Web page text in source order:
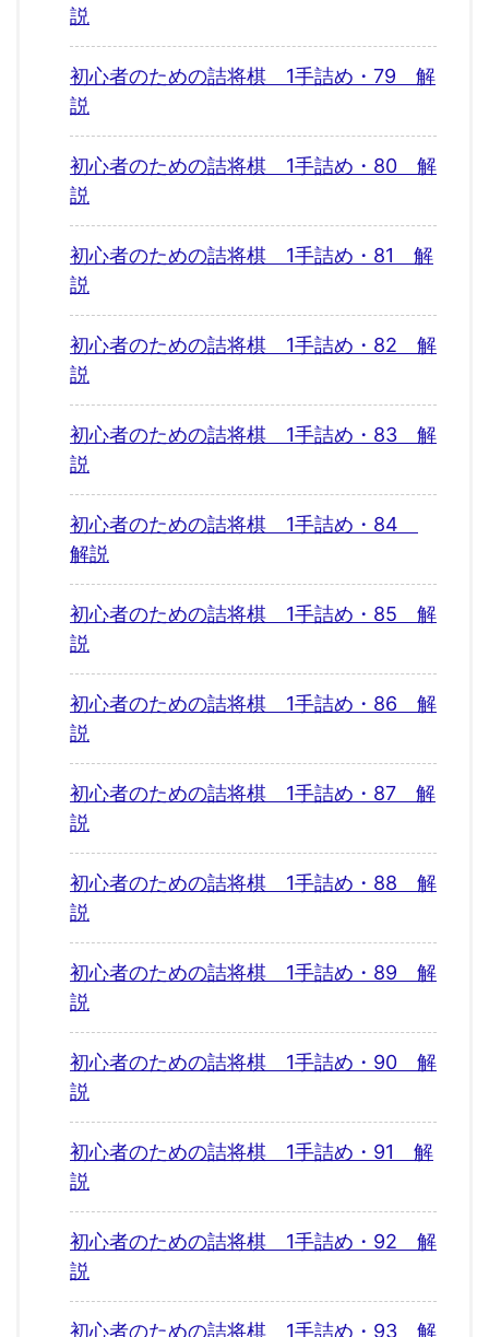
説
初心者のための詰将棋 1手詰め・79 解
説
初心者のための詰将棋 1手詰め・80 解
説
初心者のための詰将棋 1手詰め・81 解
説
初心者のための詰将棋 1手詰め・82 解
説
初心者のための詰将棋 1手詰め・83 解
説
初心者のための詰将棋 1手詰め・84
解説
初心者のための詰将棋 1手詰め・85 解
説
初心者のための詰将棋 1手詰め・86 解
説
初心者のための詰将棋 1手詰め・87 解
説
初心者のための詰将棋 1手詰め・88 解
説
初心者のための詰将棋 1手詰め・89 解
説
初心者のための詰将棋 1手詰め・90 解
説
初心者のための詰将棋 1手詰め・91 解
説
初心者のための詰将棋 1手詰め・92 解
説
初心者のための詰将棋 1手詰め・93 解